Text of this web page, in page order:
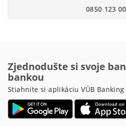
0850 123
Zjednodušte si svoje
bankou
Stiahnite si aplikáciu VÚB Banking